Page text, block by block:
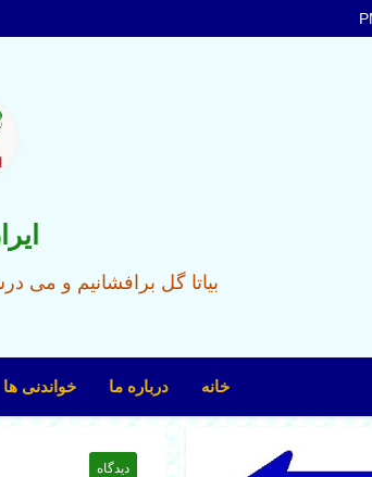
بیاتا گل برافشانیم و می
خانه درباره ما خواندنی ها
دیدگاه